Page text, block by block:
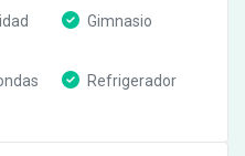
Gimnasio
Refrigerador